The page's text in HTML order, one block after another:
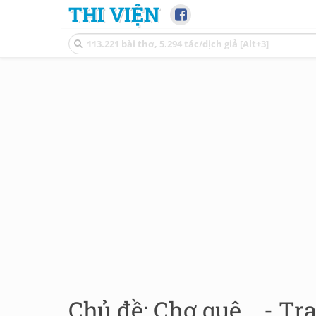
THI VIỆN
Chủ đề: Chợ quê... -